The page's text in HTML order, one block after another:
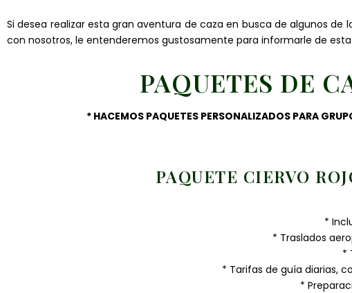
Si desea realizar esta gran aventura de caza en busca de algunos
con nosotros, le entenderemos gustosamente para informarle de
PAQUETES DE
* HACEMOS PAQUETES PERSONALIZADOS PARA
PAQUETE CIERVO
*
* Traslados
*
* Tarifas de guía diarias,
*